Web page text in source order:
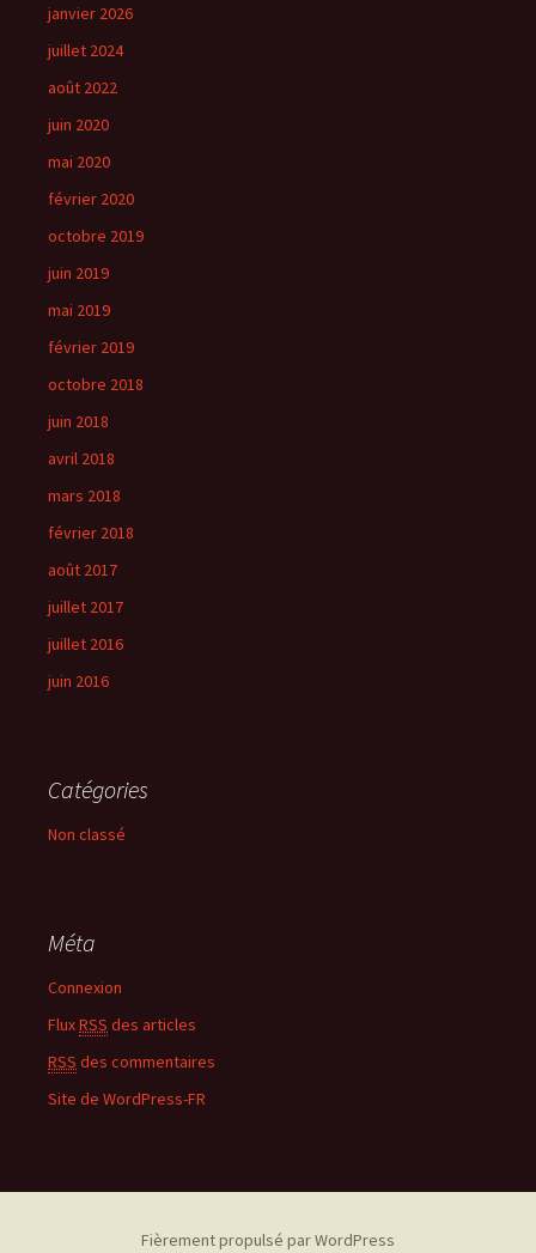
janvier 2026
juillet 2024
août 2022
juin 2020
mai 2020
février 2020
octobre 2019
juin 2019
mai 2019
février 2019
octobre 2018
juin 2018
avril 2018
mars 2018
février 2018
août 2017
juillet 2017
juillet 2016
juin 2016
Catégories
Non classé
Méta
Connexion
FluxRSS des articles
RSS des commentaires
Site de WordPress-FR
Fièrement propulsé par WordPress